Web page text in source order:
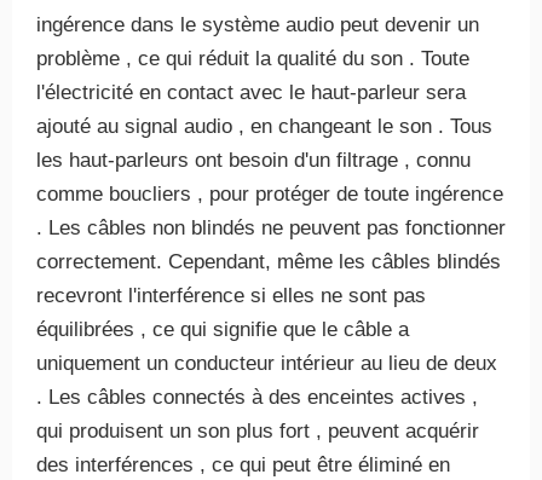
ingérence dans le système audio peut devenir un
problème , ce qui réduit la qualité du son . Toute
l'électricité en contact avec le haut-parleur sera
ajouté au signal audio , en changeant le son . Tous
les haut-parleurs ont besoin d'un filtrage , connu
comme boucliers , pour protéger de toute ingérence
. Les câbles non blindés ne peuvent pas fonctionner
correctement. Cependant, même les câbles blindés
recevront l'interférence si elles ne sont pas
équilibrées , ce qui signifie que le câble a
uniquement un conducteur intérieur au lieu de deux
. Les câbles connectés à des enceintes actives ,
qui produisent un son plus fort , peuvent acquérir
des interférences , ce qui peut être éliminé en